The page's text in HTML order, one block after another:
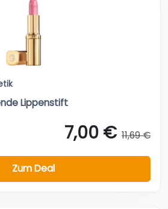
Lippenstift
7,00 € 11,69 €
Zum Deal